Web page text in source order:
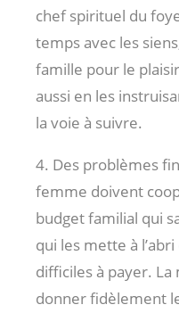
chef spirituel du
temps avec les
famille pour le
aussi en les
la voie à suivre.
4. Des problèmes
femme doivent
budget familial qui
qui les mette à
difficiles à payer. La
donner fidèlement